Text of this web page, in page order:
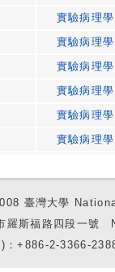
實驗病理學
實驗病理學
實驗病理學
實驗病理學
實驗病理學
實驗病理學
臺灣大學
羅斯福路四段一
：+886-2-3366-